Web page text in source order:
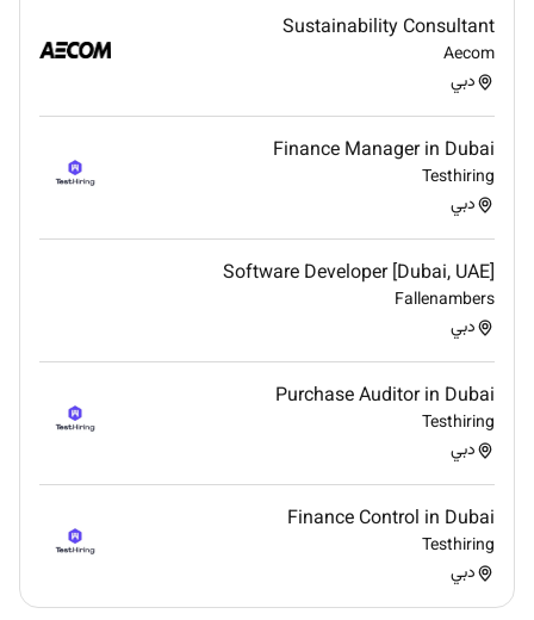
Sustainability Consultant
Aecom
دبي
Finance Manager in Dubai
Testhiring
دبي
Software Developer [Dubai, UAE]
Fallenambers
دبي
Purchase Auditor in Dubai
Testhiring
دبي
Finance Control in Dubai
Testhiring
دبي